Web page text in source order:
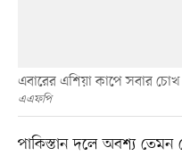
এবারের এশিয়া কাপে সবার
এএফপি
পাকিস্তান দলে অবশ্য